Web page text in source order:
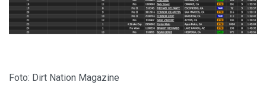
Foto: Dirt Nation Magazine